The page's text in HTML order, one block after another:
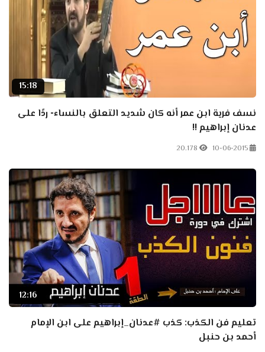
15:18
نسف فرية ابن عمر أنه كان شديد التعلق بالنساء- ردًا على
عدنان إبراهيم !!
10-06-2015
20.178
12:16
تعليم فن الكذب: كذب #عدنان_إبراهيم على ابن الإمام
أحمد بن حنبل